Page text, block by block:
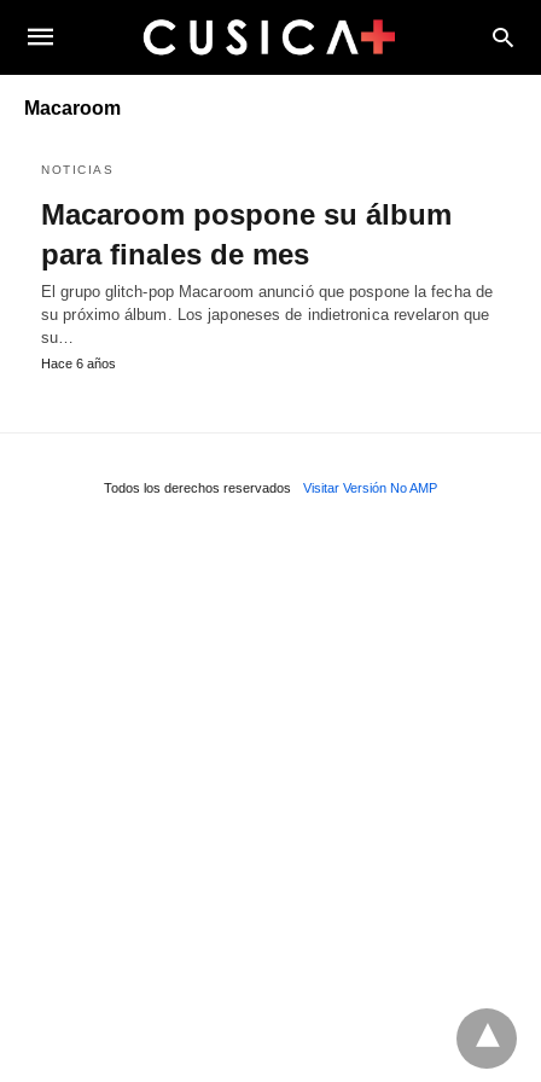
Macaroom
NOTICIAS
Macaroom pospone su álbum
para finales de mes
El grupo glitch-pop Macaroom anunció que pospone la fecha de
su próximo álbum. Los japoneses de indietronica revelaron que
su…
Hace 6 años
Todos los derechos reservados Visitar Versión No AMP